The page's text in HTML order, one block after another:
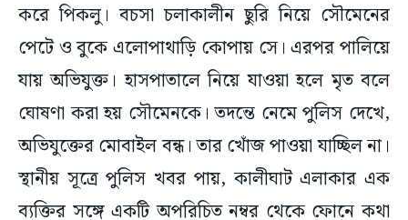
করে পিকলু। বচসা চলাকালীন ছুরি নিয়ে সৌমেনের
পেটে ও বুকে এলোপাথাড়ি কোপায় সে। এরপর পালিয়ে
যায় অভিযুক্ত। হাসপাতালে নিয়ে যাওয়া হলে মৃত বলে
ঘোষণা করা হয় সৌমেনকে। তদন্তে নেমে পুলিস দেখে,
অভিযুক্তের মোবাইল বন্ধ। তার খোঁজ পাওয়া যাচ্ছিল না।
স্থানীয় সূত্রে পুলিস খবর পায়, কালীঘাট এলাকার এক
ব্যক্তির সঙ্গে একটি অপরিচিত নম্বর থেকে ফোনে কথা